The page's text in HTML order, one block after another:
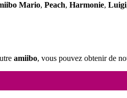
Mario, Peach, Harmonie, Luigi
amiibo, vous pouvez obtenir de